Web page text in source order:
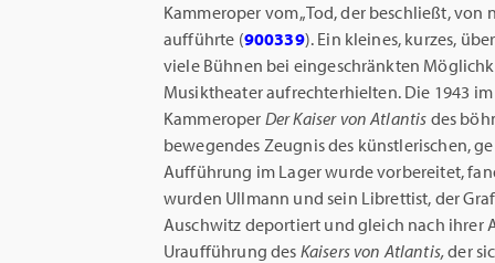
Kammeroper vom „Tod, der beschließt,
aufführte (900339). Ein kleines, kurzes,
viele Bühnen bei eingeschränkten
Musiktheater aufrechterhielten. Die 1943
Kammeroper Der Kaiser von Atlantis des
bewegendes Zeugnis des künstlerischen,
Aufführung im Lager wurde vorbereitet,
wurden Ullmann und sein Librettist, der
Auschwitz deportiert und gleich nach ihrer
Uraufführung des Kaisers von Atlantis,der